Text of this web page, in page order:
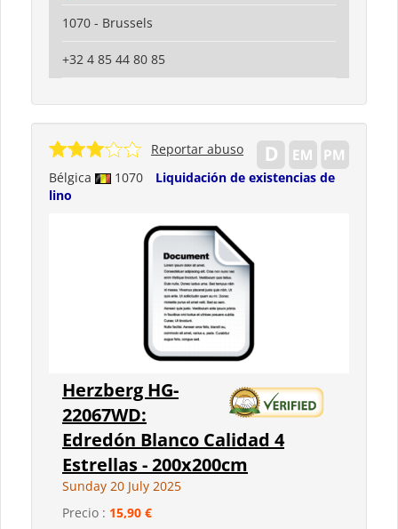
1070 - Brussels
+32 4 85 44 80 85
Bélgica 1070
Liquidación de existencias de
lino
Reportar abuso
Herzberg HG-
22067WD:
Edredón Blanco Calidad 4
Estrellas - 200x200cm
Sunday 20 July 2025
Precio : 15,90 €